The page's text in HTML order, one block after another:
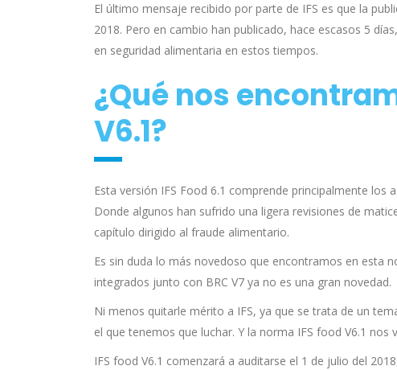
El último mensaje recibido por parte de IFS es que la
2018. Pero en cambio han publicado, hace escasos 5
en seguridad alimentaria en estos tiempos.
¿Qué nos
V6.1?
Esta versión IFS Food 6.1 comprende principalmente los
Donde algunos han sufrido una ligera revisiones de
capítulo dirigido al fraude alimentario.
Es sin duda lo más novedoso que encontramos en esta
integrados junto con BRC V7 ya no es una gran novedad.
Ni menos quitarle mérito a IFS, ya que se trata de un
el que tenemos que luchar. Y la norma IFS food V6.1
IFS food V6.1 comenzará a auditarse el 1 de julio del